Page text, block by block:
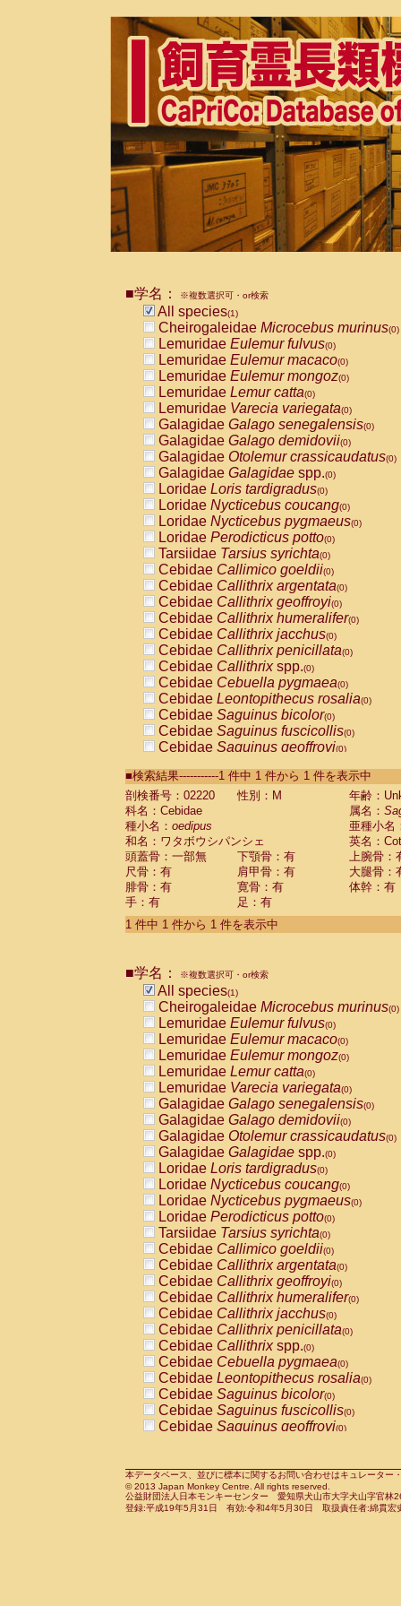
■学名： ※複数選択可・or検索
All species(1)
Cheirogaleidae Microcebus murinus(0)
Lemuridae Eulemur fulvus(0)
Lemuridae Eulemur macaco(0)
Lemuridae Eulemur mongoz(0)
Lemuridae Lemur catta(0)
Lemuridae Varecia variegata(0)
Galagidae Galago senegalensis(0)
Galagidae Galago demidovii(0)
Galagidae Otolemur crassicaudatus(0)
Galagidae Galagidae spp.(0)
Loridae Loris tardigradus(0)
Loridae Nycticebus coucang(0)
Loridae Nycticebus pygmaeus(0)
Loridae Perodicticus potto(0)
Tarsiidae Tarsius syrichta(0)
Cebidae Callimico goeldii(0)
Cebidae Callithrix argentata(0)
Cebidae Callithrix geoffroyi(0)
Cebidae Callithrix humeralifer(0)
Cebidae Callithrix jacchus(0)
Cebidae Callithrix penicillata(0)
Cebidae Callithrixspp.(0)
Cebidae Cebuella pygmaea(0)
Cebidae Leontopithecus rosalia(0)
Cebidae Saguinus bicolor(0)
Cebidae Saguinus fuscicollis(0)
Cebidae Saguinus geoffroyi(0)
CebidaeSaguinus labiatus(0)
Cebidae Saguinus leucopus (0)
Cebidae
Cebidae
CebidaeSaguinus nigricollis (0)
Cebidae Saguinus oedipus
Cebidae Saguinus weddelli
Cebidae Saguinusspp.
Cebidae Aotus trivirgatus
Cebidae Cebus albifrons
CebidaeCebus nigrivittatus
CebidaeCebus
CebidaeSaimiri boliviensis(0)
CebidaeSaimiri sciureus(0)
AtelidaeAlouatta caraya(0)
AtelidaeAlouatta fusca(0)
AtelidaeAlouatta seniculus
AtelidaeAlouattaspp.(0)
AtelidaeAteles belzebuth(0)
AtelidaeAteles geoffroyi(0)
AtelidaeAteles paniscus(0)
AtelidaeAtelesspp.(0)
Atelidae Lagothrix lagothricha
AtelidaeLagothrix lagothricha cana
PitheciidaeCacajao calvus
PitheciidaeCallicebus cupreus
PitheciidaeCallicebus donacophilus
PitheciidaeCallicebus moloch
PitheciidaeCallicebus torquatus
PitheciidaeCallicebusspp.(0)
PitheciidaeChiropotes satanas(0)
PitheciidaePithecia monachus
PitheciidaePithecia pithecia(0)
CercopithecidaeCercocebus agilis
CercopithecidaeCercocebus
CercopithecidaeCercocebus
CercopithecidaeCercocebus
CercopithecidaeCercocebus
CercopithecidaeCercocebushybrid
CercopithecidaePapio anubis(0)
CercopithecidaePapio cynocephalus
CercopithecidaePapio hamadryas(0)
■検索結果-----------1 件中 1 件から 1 件を表示中
剖検番号：02220
性別：M
年齢：
科名：Cebidae
属名：
種小名： oedipus
亜種小名
和名：ワタボウシパンシェ
英名：
頭蓋骨：一部無
下顎骨：有
上腕骨：
尺骨：有
肩甲骨：有
大腿骨：
腓骨：有
寛骨：有
体幹：有
手：有
足：有
1 件中 1 件から 1 件を表示中
■学名： ※複数選択可・or検索
All species(1)
Cheirogaleidae Microcebus murinus(0)
Lemuridae Eulemur fulvus(0)
Lemuridae Eulemur macaco(0)
Lemuridae Eulemur mongoz(0)
Lemuridae Lemur catta(0)
Lemuridae Varecia variegata(0)
Galagidae Galago senegalensis(0)
Galagidae Galago demidovii(0)
Galagidae Otolemur crassicaudatus(0)
Galagidae Galagidae spp.(0)
Loridae Loris tardigradus(0)
Loridae Nycticebus coucang(0)
Loridae Nycticebus pygmaeus(0)
Loridae Perodicticus potto(0)
Tarsiidae Tarsius syrichta(0)
Cebidae Callimico goeldii(0)
Cebidae Callithrix argentata(0)
Cebidae Callithrix geoffroyi(0)
Cebidae Callithrix humeralifer(0)
Cebidae Callithrix jacchus(0)
Cebidae Callithrix penicillata(0)
Cebidae Callithrixspp.(0)
Cebidae Cebuella pygmaea(0)
Cebidae Leontopithecus rosalia(0)
Cebidae Saguinus bicolor(0)
Cebidae Saguinus fuscicollis(0)
Cebidae Saguinus geoffroyi(0)
CebidaeSaguinus leucopus(0)
CebidaeSaguinus midas(0)
Cebidae Saguinus mystax(0)
本データベース、並びに標本に関するお問い合わせはキュレータ
© 2013 Japan Monkey Centre. All rights reserved.
公益財団法人日本モンキーセンター 愛知県犬山市大字犬山字官
登録:平成19年5月31日 有効:令和4年5月30日 取扱責任者:綿貫宏